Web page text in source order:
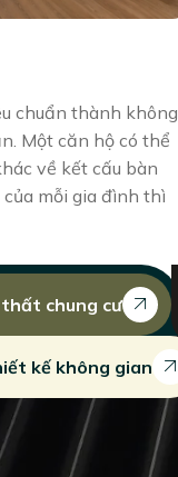
chuẩn thành không
Một căn hộ có thể
về kết cấu bàn
mỗi gia đình thì
chung cư
kế không gian